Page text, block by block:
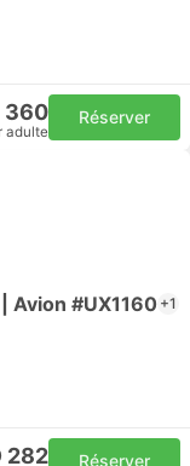
360
adulte
Réserver
Avion #UX1160 +1
282 Réserver